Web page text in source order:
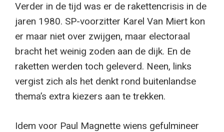
Verder in de tijd was er de rakettencrisis in de
jaren 1980. SP-voorzitter Karel Van Miert kon
er maar niet over zwijgen, maar electoraal
bracht het weinig zoden aan de dijk. En de
raketten werden toch geleverd. Neen, links
vergist zich als het denkt rond buitenlandse
thema’s extra kiezers aan te trekken.
Idem voor Paul Magnette wiens gefulmineer